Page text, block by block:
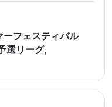
フェスティバル
リーグ,